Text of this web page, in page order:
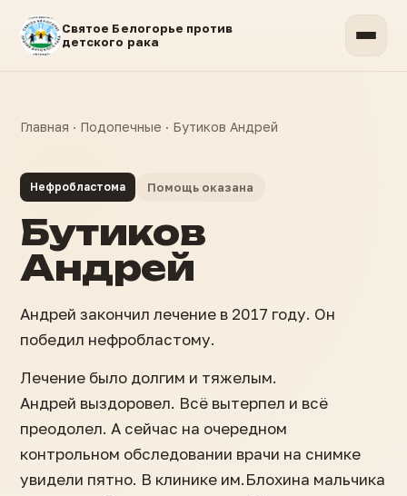
Святое Белогорье против
детского рака
Главная · Подопечные · Бутиков Андрей
Нефробластома Помощь оказана
Бутиков
Андрей
Андрей закончил лечение в 2017 году. Он
победил нефробластому.
Лечение было долгим и тяжелым.
Андрей выздоровел. Всё вытерпел и всё
преодолел. А сейчас на очередном
контрольном обследовании врачи на снимке
увидели пятно. В клинике им.Блохина мальчика